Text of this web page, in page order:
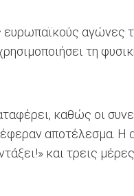
τη
καθώς οι
αποτέλεσμα.
και τρεις